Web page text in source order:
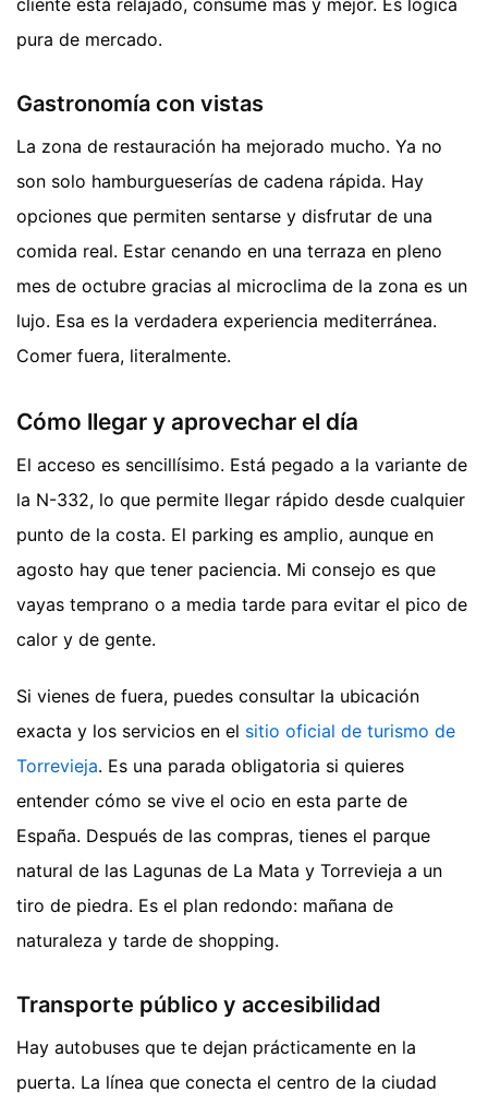
pura de mercado.
Gastronomía con vistas
La zona de restauración ha mejorado mucho. Ya no
son solo hamburgueserías de cadena rápida. Hay
opciones que permiten sentarse y disfrutar de una
comida real. Estar cenando en una terraza en pleno
mes de octubre gracias al microclima de la zona es un
lujo. Esa es la verdadera experiencia mediterránea.
Comer fuera, literalmente.
Cómo llegar y aprovechar el día
El acceso es sencillísimo. Está pegado a la variante de
la N-332, lo que permite llegar rápido desde cualquier
punto de la costa. El parking es amplio, aunque en
agosto hay que tener paciencia. Mi consejo es que
vayas temprano o a media tarde para evitar el pico de
calor y de gente.
Si vienes de fuera, puedes consultar la ubicación
exacta y los servicios en el sitio oficial de turismo de
Torrevieja. Es una parada obligatoria si quieres
entender cómo se vive el ocio en esta parte de
España. Después de las compras, tienes el parque
natural de las Lagunas de La Mata y Torrevieja a un
tiro de piedra. Es el plan redondo: mañana de
naturaleza y tarde de shopping.
Transporte público y accesibilidad
Hay autobuses que te dejan prácticamente en la
puerta. La línea que conecta el centro de la ciudad